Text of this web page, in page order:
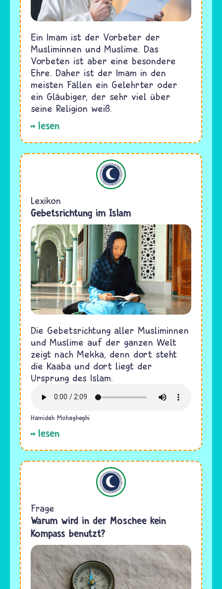
Ein Imam ist der Vorbeter der
Musliminnen und Muslime. Das
Vorbeten ist aber eine besondere
Ehre. Daher ist der Imam in den
meisten Fällen ein Gelehrter oder
ein Gläubiger, der sehr viel über
seine Religion weiß.
lesen
Lexikon
Gebetsrichtung im Islam
Die Gebetsrichtung aller Musliminnen
und Muslime auf der ganzen Welt
zeigt nach Mekka, denn dort steht
die Kaaba und dort liegt der
Ursprung des Islam.
Hamideh Mohagheghi
lesen
Frage
Warum wird in der Moschee kein
Kompass benutzt?